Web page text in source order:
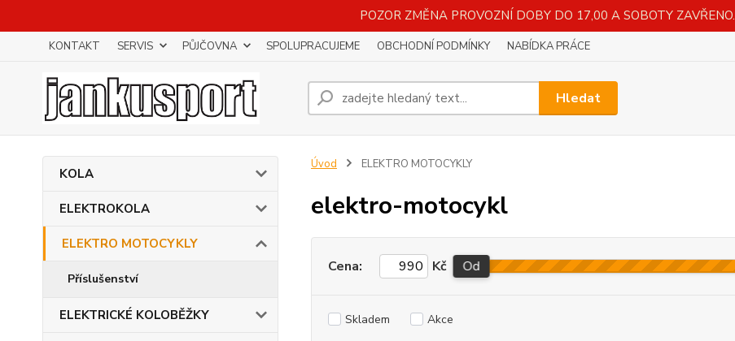
POZOR ZMĚNA PROVOZNÍ DOBY DO 17,00 A SOBOTY ZAVŘENO.
KONTAKT SERVIS PŮJČOVNA SPOLUPRACUJEME OBCHODNÍ PODMÍNKY NABÍDKA PRÁCE
Hledat
KOLA
ELEKTROKOLA
ELEKTRO MOTOCYKLY
Příslušenství
ELEKTRICKÉ KOLOBĚŽKY
Úvod ELEKTRO MOTOCYKLY
elektro-motocykl
Cena: Kč Od
Skladem Akce